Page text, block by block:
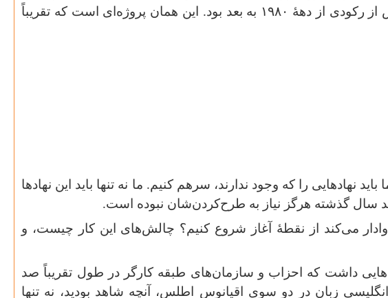
از رکودی از دههٔ ۱۹۸۰ به بعد بود. این همان پروژه‌ای است که تقریباً
را که وجود ندارند، سرهم کنیم. ما نه تنها باید این نهادها
سال گذشته هرگز نیاز به طرح‌کردن‌شان نبوده است.
می‌کند از نقطهٔ آغاز شروع کنیم؟ چالش‌های این کار چیست، و
داشت که احزاب و سازمان‌های طبقه کارگر در طول تقریباً صد
زبان در دو سوی اقیانوس اطلس، آنچه شاهد بودید، نه تنها